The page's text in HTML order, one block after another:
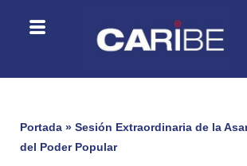
Portada » Sesión Extraordinaria de la
del Poder Popular